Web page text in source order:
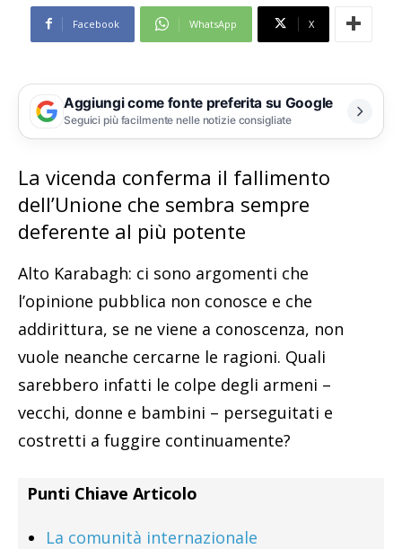
Facebook WhatsApp X
Aggiungi come fonte preferita su Google
Seguici più facilmente nelle notizie consigliate
La vicenda conferma il fallimento
dell’Unione che sembra sempre
deferente al più potente
Alto Karabagh: ci sono argomenti che
l’opinione pubblica non conosce e che
addirittura, se ne viene a conoscenza, non
vuole neanche cercarne le ragioni. Quali
sarebbero infatti le colpe degli armeni –
vecchi, donne e bambini – perseguitati e
costretti a fuggire continuamente?
Punti Chiave Articolo
La comunità internazionale